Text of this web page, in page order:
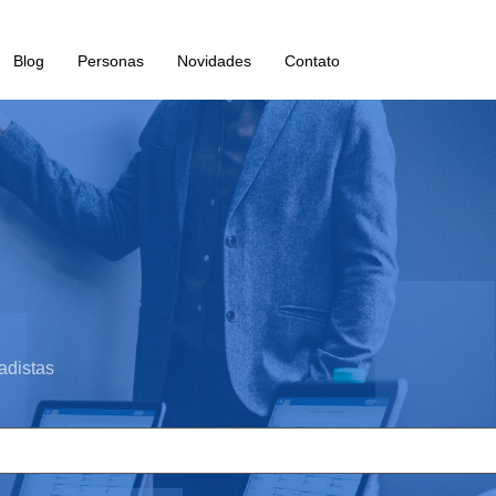
Blog Personas Novidades Contato